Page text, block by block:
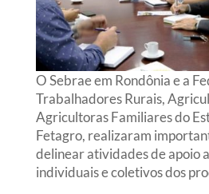
O Sebrae em Rondônia e a
Trabalhadores Rurais,
Agricultoras Familiares do
Fetagro, realizaram
delinear atividades de apoio
individuais e coletivos dos